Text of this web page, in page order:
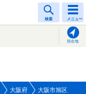
検索 メニュー
現在地
大阪府 大阪市旭区